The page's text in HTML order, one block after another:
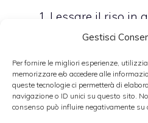
Gestisci
Per fornire le migliori esperienze,
memorizzare e/o accedere alle
queste tecnologie ci permetterà di
navigazione o ID unici su questo sito.
consenso può influire negativamente su
Lessare il riso in
tempo
Nel frattempo
pezzetti i
tonno